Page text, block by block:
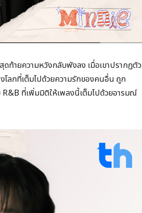
ดท้ายความหวังกลับพังลง เมื่อเขาปรากฏตัว
โลกที่เต็มไปด้วยความรักของคนอื่น ถูก
ที่เพิ่มมิติให้เพลงนี้เต็มไปด้วยอารมณ์